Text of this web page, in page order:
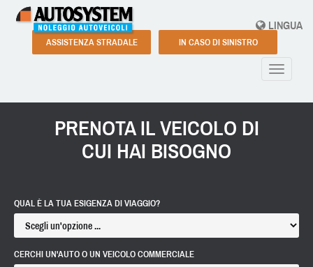
LINGUA
ASSISTENZA STRADALE IN CASO DI SINISTRO
Toggle
PRENOTA IL VEICOLO DI
CUI HAI BISOGNO
QUAL È LA TUA ESIGENZA DI VIAGGIO?
CERCHI UN'AUTO O UN VEICOLO COMMERCIALE